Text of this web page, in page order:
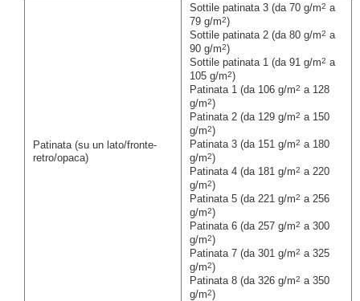
Patinata (su un lato/fronte-
retro/opaca)
Sottile patinata 3 (da 70 g/m2 a
79 g/m2)
Sottile patinata 2 (da 80 g/m2 a
90 g/m2)
Sottile patinata 1 (da 91 g/m2 a
105 g/m2)
Patinata 1 (da 106 g/m2 a 128
g/m2)
Patinata 2 (da 129 g/m2 a 150
g/m2)
Patinata 3 (da 151 g/m2 a 180
g/m2)
Patinata 4 (da 181 g/m2 a 220
g/m2)
Patinata 5 (da 221 g/m2 a 256
g/m2)
Patinata 6 (da 257 g/m2 a 300
g/m2)
Patinata 7 (da 301 g/m2 a 325
g/m2)
Patinata 8 (da 326 g/m2 a 350
g/m2)